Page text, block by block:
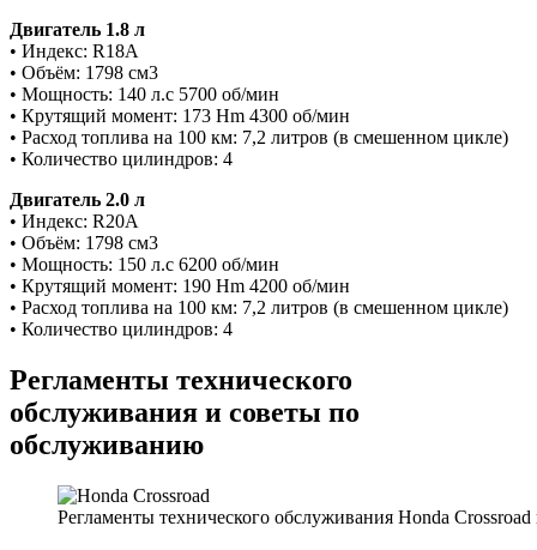
Двигатель 1.8 л
• Индекс: R18A
• Объём: 1798 см3
• Мощность: 140 л.с 5700 об/мин
• Крутящий момент: 173 Hm 4300 об/мин
• Расход топлива на 100 км: 7,2 литров (в смешенном цикле)
• Количество цилиндров: 4
Двигатель 2.0 л
• Индекс: R20A
• Объём: 1798 см3
• Мощность: 150 л.с 6200 об/мин
• Крутящий момент: 190 Hm 4200 об/мин
• Расход топлива на 100 км: 7,2 литров (в смешенном цикле)
• Количество цилиндров: 4
Регламенты технического
обслуживания и советы по
обслуживанию
Регламенты технического обслуживания Honda